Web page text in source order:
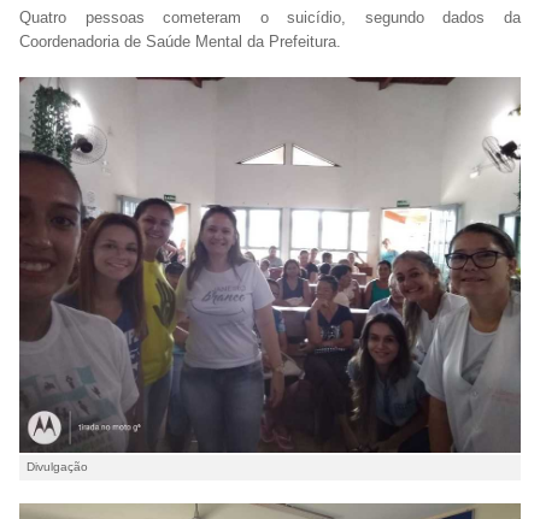
Quatro pessoas cometeram o suicídio, segundo dados da
Coordenadoria de Saúde Mental da Prefeitura.
Divulgação